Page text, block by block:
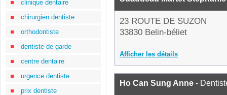
clinique dentaire
chirurgien dentiste
orthodontiste
dentiste de garde
centre dentaire
urgence dentiste
prix dentiste
23 ROUTE DE SUZON
33830 Belin-béliet
Afficher les détails
Ho Can Sung Anne -